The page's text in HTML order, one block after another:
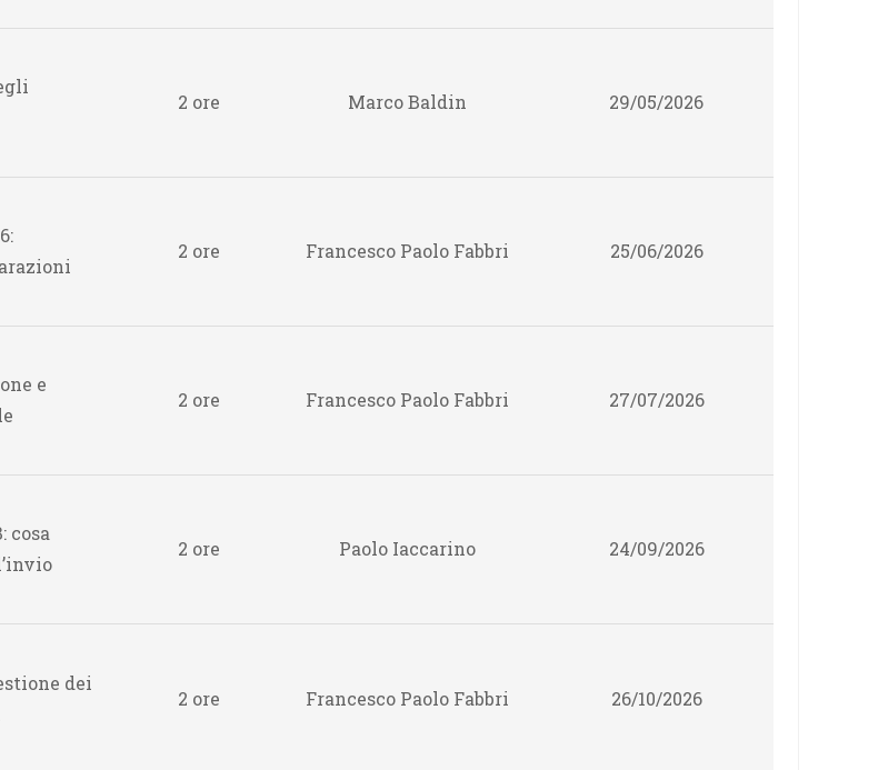
2 ore Marco Baldin 29/05/2026
2 ore Francesco Paolo Fabbri 25/06/2026
e
2 ore Francesco Paolo Fabbri 27/07/2026
cosa
2 ore Paolo Iaccarino 24/09/2026
dei
2 ore Francesco Paolo Fabbri 26/10/2026